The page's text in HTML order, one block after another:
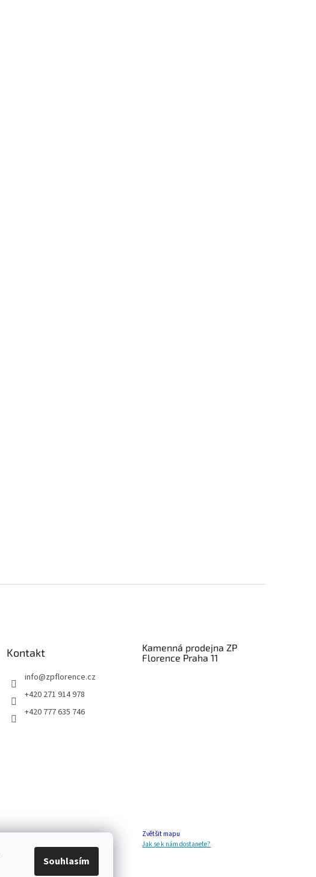
Souhlasím
Kontakt
info@zpflorence.cz
+420 271 914 978
+420 777 635 746
Kamenná prodejna ZP
Florence Praha 11
Zvětšit mapu
Jak se k nám dostanete?